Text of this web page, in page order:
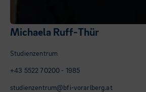
Michaela Ruff-Thür
Studienzentrum
+43 5522 70200 - 1985
studienzentrum@bfi-vorarlberg.at